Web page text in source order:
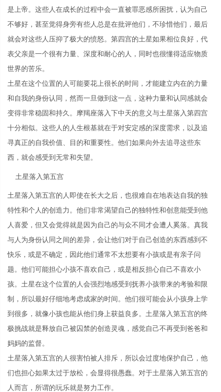
是上帝。这些人在成长的过程中会一直被罪恶感所困扰，认为自己
不够好，甚至觉得身旁有些人总是在批评他们，不珍惜他们，最后
就会对这些人压抑了极大的愤怒。第四宫的土星如果相位良好，代
表父亲是一个很有力量、深度和耐心的人，同时也很懂得适应物质
世界的苦乐。
土星在这个位置的人可能要花上很长的时间，才能建立内在的力量
和自我的身份认同，然而一旦做到这一点，这种力量和认同感就会
变得非常稳固和持久。摩羯座落入下中天的意义与土星落入第四宫
十分相似。这些人的人生根基就在于对安定感的深度需求，以及追
寻真正的自我价值、目的和重要性。他们如果向外去追寻这些东
西，就会感受到无常和失望。
土星落入第五宫
土星落入第五宫的人即使在长大之后，也很难自在地表达自我的独
特性和个人的创造力。他们非常渴望自己的独特性和创意能受到他
人喜爱，但又会觉得就是因为自己的与众不同才会遭人奚落。真我
与人为身份认同之间的差异，会让他们对于自己创造的东西感到不
快乐，或是不确定，因此他们通常不太想要有小孩或是有亲子问
题。他们可能担心小孩不喜欢自己，或是相反担心自己不喜欢小
孩。土星在这个位置的人会强烈地感受到抚养小孩带来的考验和限
制，所以最好仔细地考虑成家的时间。他们很可能会从小孩身上学
到很多，就像小孩也能从他们身上获益良多。土星落入第五宫的终
极挑战就是释放自己被囚禁的创造灵魂，感觉自己不再受到爸爸和
妈妈的监督。
土星落入第五宫的人很害怕被人排斥，所以会过度地保护自己，他
们也担心如果太过于放松，会显得很愚蠢。对于土星落入第五宫的
人而言，所谓的玩乐就是努力工作。